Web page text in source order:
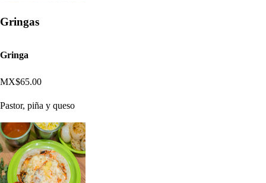
Gringas
Gringa
MX$65.00
Pastor, piña y queso